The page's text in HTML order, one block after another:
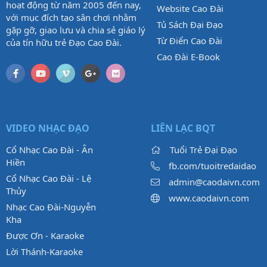
hoạt động từ năm 2005 đến nay,
với mục đích tạo sân chơi nhằm
gặp gỡ, giao lưu và chia sẻ giáo lý
của tín hữu trẻ Đạo Cao Đài.
Website Cao Đài
Tủ Sách Đại Đạo
Từ Điển Cao Đài
Cao Đài E-Book
VIDEO NHẠC ĐẠO
Cổ Nhạc Cao Đài - Ân
Hiền
Cổ Nhạc Cao Đài - Lệ
Thủy
Nhạc Cao Đài-Nguyễn
Kha
Được Ơn - Karaoke
Lời Thánh-Karaoke
LIÊN LẠC BQT
Tuổi Trẻ Đại Đạo
fb.com/tuoitredaidao
admin@caodaivn.com
www.caodaivn.com